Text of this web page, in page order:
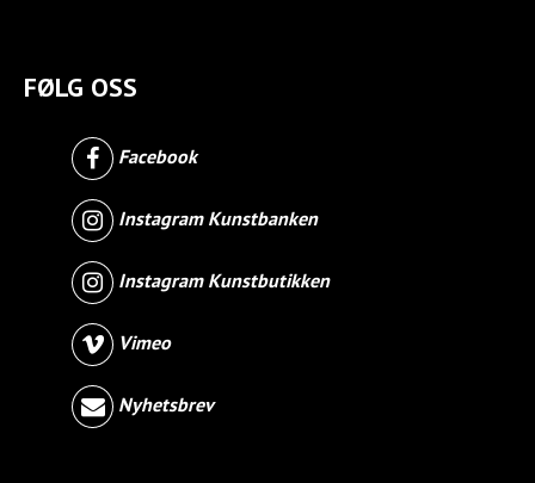
FØLG OSS
Facebook
Instagram Kunstbanken
Instagram Kunstbutikken
Vimeo
Nyhetsbrev